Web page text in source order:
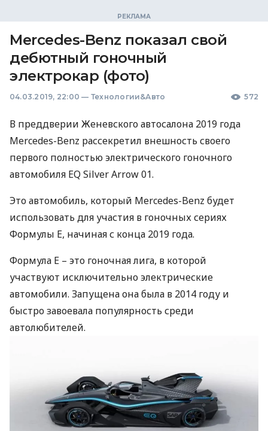
Мercedes-Benz показал свой
дебютный гоночный
электрокар (фото)
04.03.2019, 22:00 — Технологии&Авто 572
В преддверии Женевского автосалона 2019 года
Mercedes-Benz рассекретил внешность своего
первого полностью электрического гоночного
автомобиля EQ Silver Arrow 01.
Это автомобиль, который Mercedes-Benz будет
использовать для участия в гоночных сериях
Формулы E, начиная с конца 2019 года.
Формула Е – это гоночная лига, в которой
участвуют исключительно электрические
автомобили. Запущена она была в 2014 году и
быстро завоевала популярность среди
автолюбителей.